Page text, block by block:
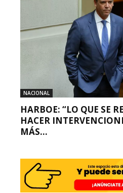
NACIONAL
HARBOE: “LO QUE SE
HACER
MÁS...